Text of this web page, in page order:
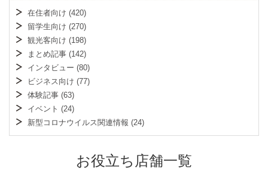
在住者向け (420)
留学生向け (270)
観光客向け (198)
まとめ記事 (142)
インタビュー (80)
ビジネス向け (77)
体験記事 (63)
イベント (24)
新型コロナウイルス関連情報 (24)
お役立ち店舗一覧